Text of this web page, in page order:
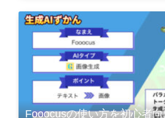
Fooocusの使い方を初心者